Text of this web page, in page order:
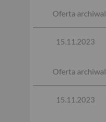
Oferta
15.11.2023
Oferta
15.11.2023